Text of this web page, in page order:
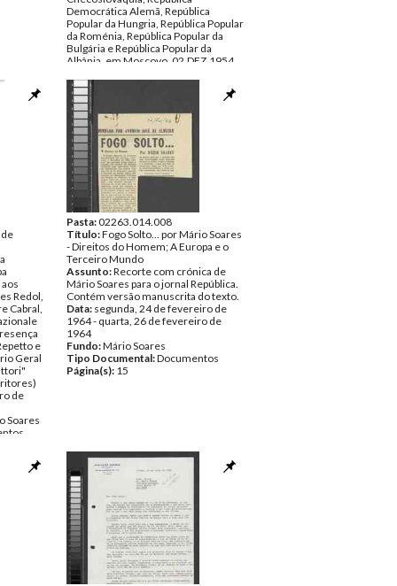
Tipo Documental:Documentos
Página(s): 25
Democrática Alemã, República
Popular da Hungria, República Popular
da Roménia, República Popular da
Bulgária e República Popular da
Albânia, em Moscovo, 02.DEZ.1954,
Data:
Fundo:
AMS - Arquivo Mário Soares
Tipo Documental:Documentos
Página(s):8
Redol,
Cabral,
e
Geral
de
Soares
Pasta:02263.014.008
Título:Fogo Solto… por Mário Soares
- Direitos do Homem; A Europa e o
Terceiro Mundo
Assunto:Recorte com crónica de
Mário Soares para o jornal República.
Contém versão manuscrita do texto.
Data: segunda, 24 de fevereiro de
1964 - quarta, 26 de fevereiro de
1964
Fundo:Mário Soares
Tipo Documental:Documentos
Página(s): 15